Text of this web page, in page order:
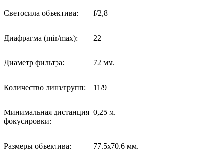
Светосила объектива: f/2,8
Диафрагма (min/max): 22
Диаметр фильтра: 72 мм.
Количество линз/групп: 11/9
Минимальная дистанция
фокусировки:
0,25 м.
Размеры объектива: 77.5x70.6 мм.